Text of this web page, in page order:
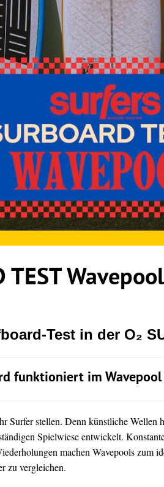
TEST
Test in der O₂
funktioniert im
Surfer stellen. Denn künstliche Wellen
Spielwiese entwickelt.
machen Wavepools zum
zu vergleichen.